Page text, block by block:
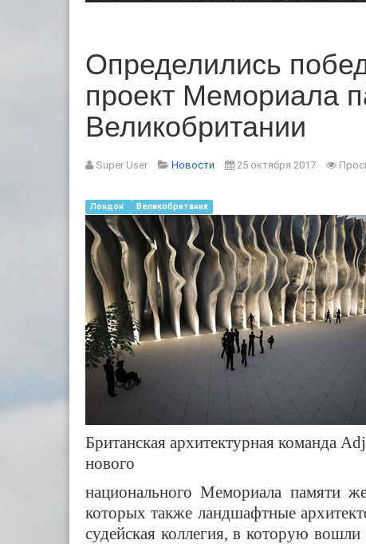
Определились
проект Мемориала
Великобритании
Super User Новости 25 октября 2017
Лондон Великобритания
Британская архитектурная команда
нового
национального Мемориала памяти
которых также ландшафтные
судейская коллегия, в которую